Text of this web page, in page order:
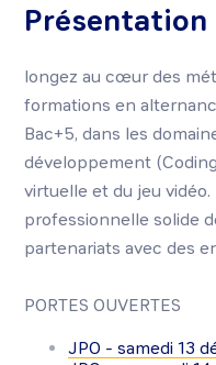
Présentation
longez au cœur des
formations en
Bac+5, dans les
développement
virtuelle et du jeu
professionnelle solide
partenariats avec des
PORTES OUVERTES
JPO - samedi 13